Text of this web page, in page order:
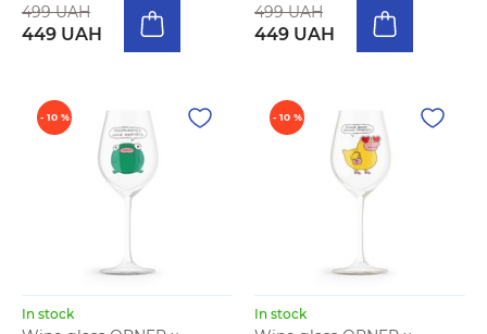
499 UAH
449 UAH
499 UAH
449 UAH
- 10 %
In stock
- 10 %
In stock